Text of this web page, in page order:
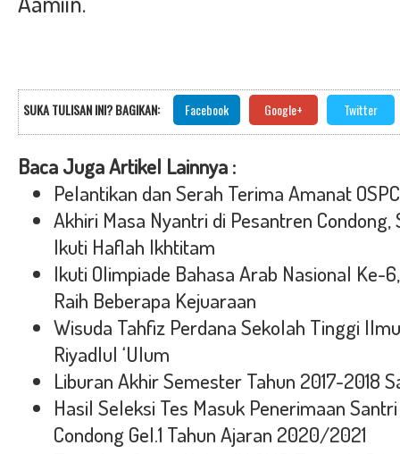
SUKA TULISAN INI? BAGIKAN: Facebook Google+ Twitter
Baca Juga Artikel Lainnya :
Pelantikan dan Serah Terima Amanat
Akhiri Masa Nyantri di Pesantren
Ikuti Haflah Ikhtitam
Ikuti Olimpiade Bahasa Arab Nasional Ke-
Raih Beberapa Kejuaraan
Wisuda Tahfiz Perdana Sekolah Tinggi
Riyadlul ‘Ulum
Liburan Akhir Semester Tahun 2017-2018
Hasil Seleksi Tes Masuk Penerimaan
Condong Gel.1 Tahun Ajaran 2020/2021